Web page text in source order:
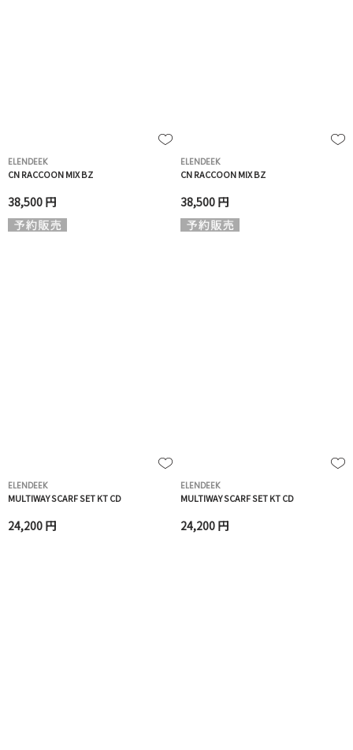
ELENDEEK
CN RACCOON MIX BZ
38,500 円
ELENDEEK
CN RACCOON MIX BZ
38,500 円
ELENDEEK
MULTIWAY SCARF SET KT CD
24,200 円
ELENDEEK
MULTIWAY SCARF SET KT CD
24,200 円